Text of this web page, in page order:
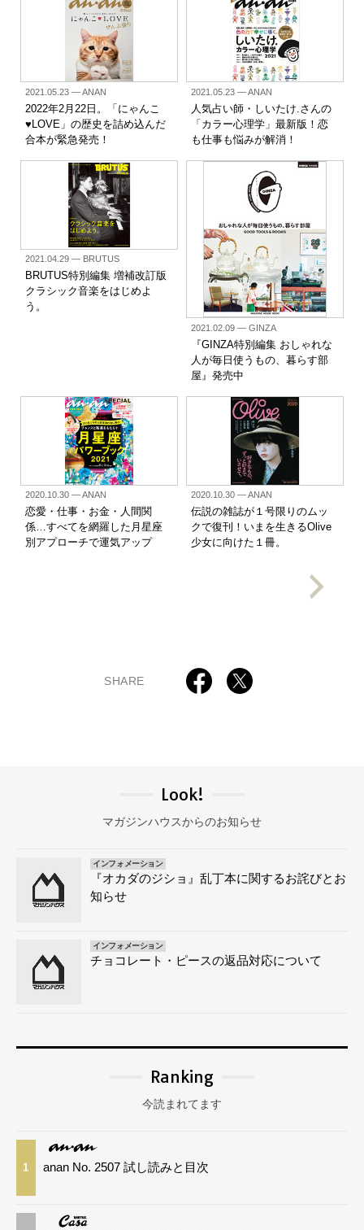
2021.05.23— ANAN
2022年2月22日。「にゃんこ
♥LOVE」の歴史を詰め込んだ
合本が緊急発売！
2021.05.23— ANAN
人気占い師・しいたけ.さんの
「カラー心理学」最新版！恋
も仕事も悩みが解消！
2021.04.29— BRUTUS
BRUTUS特別編集 増補改訂版
クラシック音楽をはじめよ
う。
2021.02.09— GINZA
『GINZA特別編集 おしゃれな
人が毎日使うもの、暮らす部
屋』発売中
2020.10.30— ANAN
恋愛・仕事・お金・人間関
係…すべてを網羅した月星座
別アプローチで運気アップ
2020.10.30— ANAN
伝説の雑誌が１号限りのムッ
クで復刊！いまを生きるOlive
少女に向けた１冊。
SHARE
Look!
マガジンハウスからのお知らせ
インフォメーション
『オカダのジショ』乱丁本に関するお詫びとお
知らせ
インフォメーション
チョコレート・ピースの返品対応について
Ranking
今読まれてます
1 anan No. 2507 試し読みと目次